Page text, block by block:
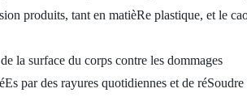
produits, tant en matièRe plastique, et le
la surface du corps contre les dommages
par des rayures quotidiennes et de